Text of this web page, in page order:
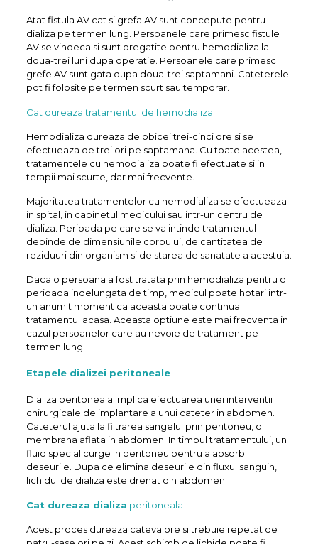
Atat fistula AV cat si grefa AV sunt concepute pentru
dializa pe termen lung. Persoanele care primesc fistule
AV se vindeca si sunt pregatite pentru hemodializa la
doua-trei luni dupa operatie. Persoanele care primesc
grefe AV sunt gata dupa doua-trei saptamani. Cateterele
pot fi folosite pe termen scurt sau temporar.
Cat dureaza tratamentul de hemodializa
Hemodializa dureaza de obicei trei-cinci ore si se
efectueaza de trei ori pe saptamana. Cu toate acestea,
tratamentele cu hemodializa poate fi efectuate si in
terapii mai scurte, dar mai frecvente.
Majoritatea tratamentelor cu hemodializa se efectueaza
in spital, in cabinetul medicului sau intr-un centru de
dializa. Perioada pe care se va intinde tratamentul
depinde de dimensiunile corpului, de cantitatea de
reziduuri din organism si de starea de sanatate a acestuia.
Daca o persoana a fost tratata prin hemodializa pentru o
perioada indelungata de timp, medicul poate hotari intr-
un anumit moment ca aceasta poate continua
tratamentul acasa. Aceasta optiune este mai frecventa in
cazul persoanelor care au nevoie de tratament pe
termen lung.
Etapele dializei peritoneale
Dializa peritoneala implica efectuarea unei interventii
chirurgicale de implantare a unui cateter in abdomen.
Cateterul ajuta la filtrarea sangelui prin peritoneu, o
membrana aflata in abdomen. In timpul tratamentului, un
fluid special curge in peritoneu pentru a absorbi
deseurile. Dupa ce elimina deseurile din fluxul sanguin,
lichidul de dializa este drenat din abdomen.
Cat dureaza dializa peritoneala
Acest proces dureaza cateva ore si trebuie repetat de